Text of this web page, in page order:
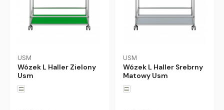
USM
Wózek L Haller Zielony
Usm
USM
Wózek L Haller Srebrny
Matowy Usm